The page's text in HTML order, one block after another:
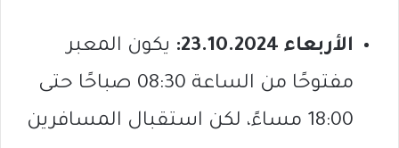
الأربعاء 23.10.2024:
يكون المعبر
مفتوحًا من الساعة 08:30 صباحًا حتى
18:00 مساءً، لكن استقبال المسافرين